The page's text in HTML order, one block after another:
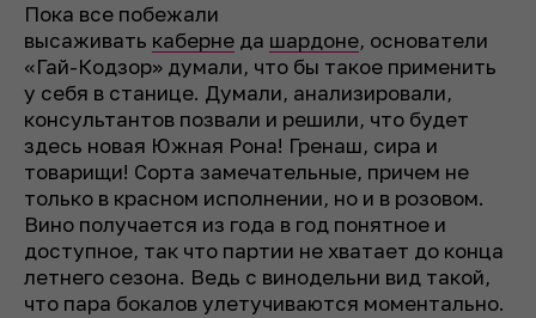
Пока все побежали
высаживать каберне да шардоне, основатели
«Гай-Кодзор» думали, что бы такое применить
у себя в станице. Думали, анализировали,
консультантов позвали и решили, что будет
здесь новая Южная Рона! Гренаш, сира и
товарищи! Сорта замечательные, причем не
только в красном исполнении, но и в розовом.
Вино получается из года в год понятное и
доступное, так что партии не хватает до конца
летнего сезона. Ведь с винодельни вид такой,
что пара бокалов улетучиваются моментально.